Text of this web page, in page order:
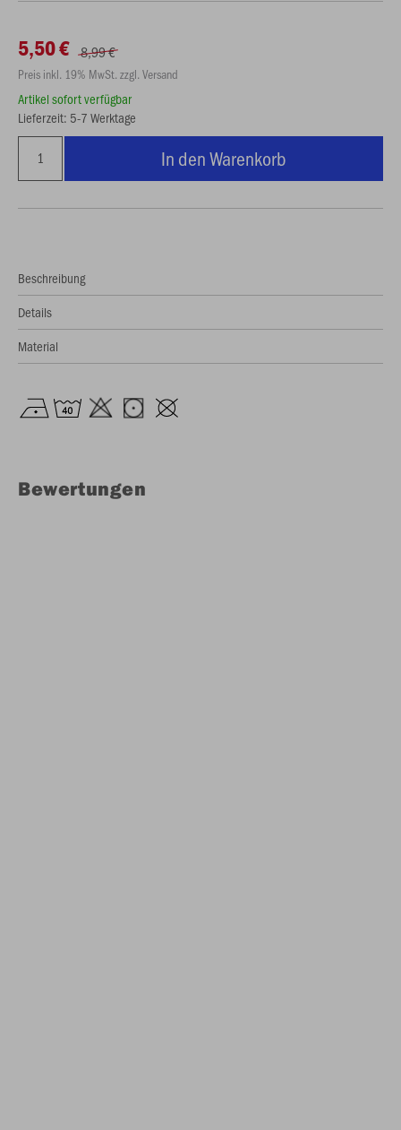
5,50 € 8,99 €
Preis inkl. 19% MwSt. zzgl. Versand
Artikel sofort verfügbar
Lieferzeit: 5-7 Werktage
In den Warenkorb
Beschreibung
Details
Material
Bewertungen